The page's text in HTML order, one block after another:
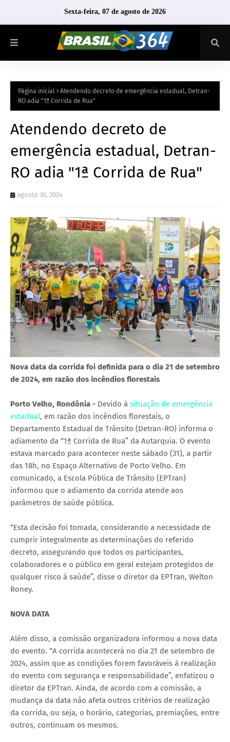
Sexta-feira, 07 de agosto de 2026
Página inicial
Atendendo decreto de emergência estadual, Detran-
RO adia "1ª Corrida de Rua"
Atendendo decreto de
emergência estadual, Detran-
RO adia "1ª Corrida de Rua"
agosto 30, 2024
Nova data da corrida foi definida para o dia 21 de setembro
de 2024, em razão dos incêndios florestais
Porto Velho, Rondônia - Devido à situação de emergência
estadual, em razão dos incêndios florestais, o
Departamento Estadual de Trânsito (Detran-RO) informa o
adiamento da “1ª Corrida de Rua” da Autarquia. O evento
estava marcado para acontecer neste sábado (31), a partir
das 18h, no Espaço Alternativo de Porto Velho. Em
comunicado, a Escola Pública de Trânsito (EPTran)
informou que o adiamento da corrida atende aos
parâmetros de saúde pública.
“Esta decisão foi tomada, considerando a necessidade de
cumprir integralmente as determinações do referido
decreto, assegurando que todos os participantes,
colaboradores e o público em geral estejam protegidos de
qualquer risco à saúde”, disse o diretor da EPTran, Welton
Roney.
NOVA DATA
Além disso, a comissão organizadora informou a nova data
do evento. “A corrida acontecerá no dia 21 de setembro de
2024, assim que as condições forem favoráveis à realização
do evento com segurança e responsabilidade”, enfatizou o
diretor da EPTran. Ainda, de acordo com a comissão, a
mudança da data não afeta outros critérios de realização
da corrida, ou seja, o horário, categorias, premiações, entre
outros, continuam os mesmos.